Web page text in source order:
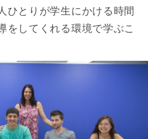
ひとりが学生にかける時間
をしてくれる環境で学ぶこ